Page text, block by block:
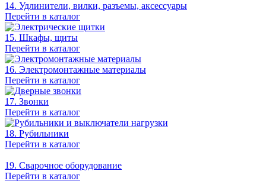
14. Удлинители, вилки, разъемы, аксессуары
Перейти в каталог
15. Шкафы, щиты
Перейти в каталог
16. Электромонтажные материалы
Перейти в каталог
17. Звонки
Перейти в каталог
18. Рубильники
Перейти в каталог
19. Сварочное оборудование
Перейти в каталог